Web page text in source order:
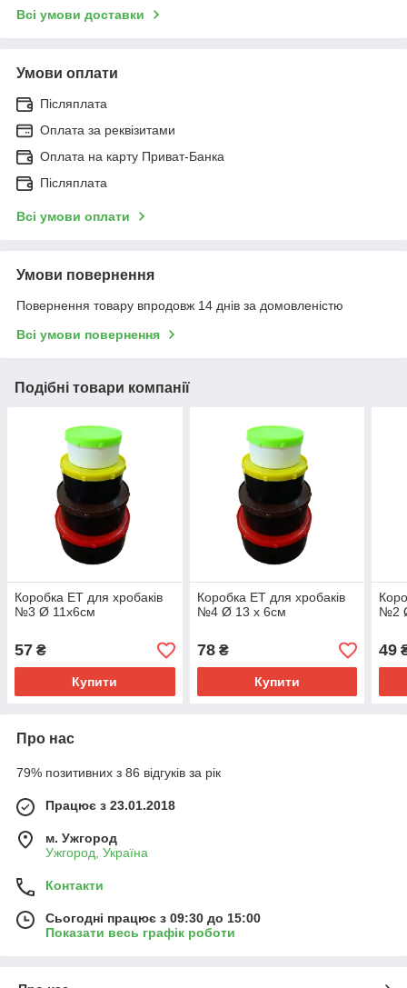
Всі умови доставки
Умови оплати
Післяплата
Оплата за реквізитами
Оплата на карту Приват-Банка
Післяплата
Всі умови оплати
Умови повернення
Повернення товару впродовж 14 днів за домовленістю
Всі умови повернення
Подібні товари компанії
Коробка ЕТ для хробаків
№3 Ø 11х6см
57 ₴
Купити
Коробка ЕТ для хробаків
№4 Ø 13 х 6см
78₴
Купити
№2
49
Про нас
79% позитивних з 86 відгуків за рік
Працює з 23.01.2018
м. Ужгород
Ужгород, Україна
Контакти
Сьогодні працює з 09:30 до 15:00
Показати весь графік роботи